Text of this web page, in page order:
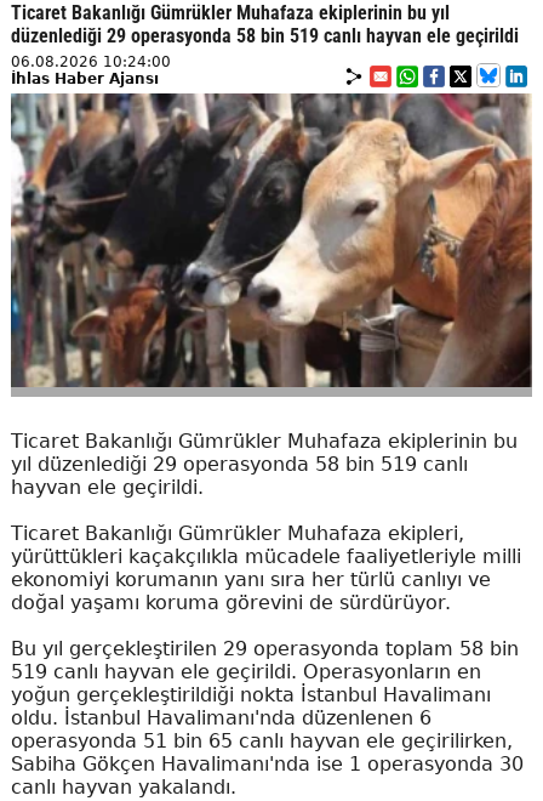
Ticaret Bakanlığı Gümrükler Muhafaza ekiplerinin bu yıl
düzenlediği 29 operasyonda 58 bin 519 canlı hayvan ele geçirildi
06.08.2026 10:24:00
İhlas Haber Ajansı
Ticaret Bakanlığı Gümrükler Muhafaza ekiplerinin bu
yıl düzenlediği 29 operasyonda 58 bin 519 canlı
hayvan ele geçirildi.
Ticaret Bakanlığı Gümrükler Muhafaza ekipleri,
yürüttükleri kaçakçılıkla mücadele faaliyetleriyle milli
ekonomiyi korumanın yanı sıra her türlü canlıyı ve
doğal yaşamı koruma görevini de sürdürüyor.
Bu yıl gerçekleştirilen 29 operasyonda toplam 58 bin
519 canlı hayvan ele geçirildi. Operasyonların en
yoğun gerçekleştirildiği nokta İstanbul Havalimanı
oldu. İstanbul Havalimanı'nda düzenlenen 6
operasyonda 51 bin 65 canlı hayvan ele geçirilirken,
Sabiha Gökçen Havalimanı'nda ise 1 operasyonda 30
canlı hayvan yakalandı.